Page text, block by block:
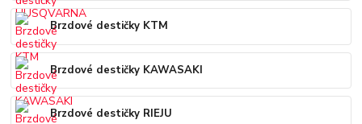
Brzdové destičky KTM
Brzdové destičky KAWASAKI
Brzdové destičky RIEJU